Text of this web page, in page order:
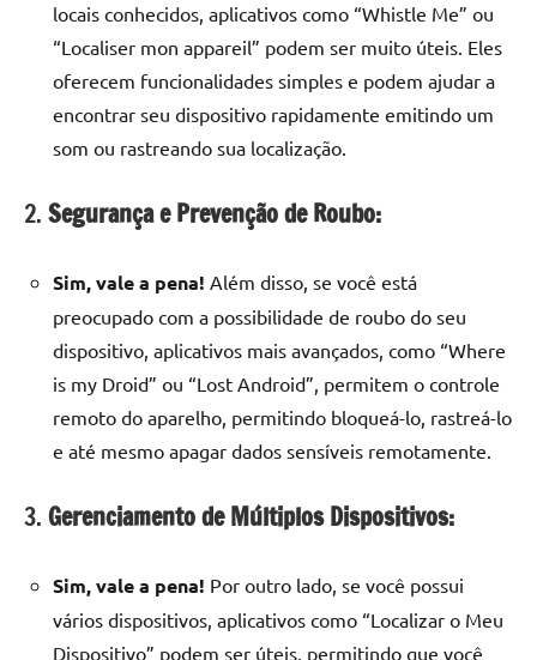
locais conhecidos, aplicativos como “Whistle Me” ou
“Localiser mon appareil” podem ser muito úteis. Eles
oferecem funcionalidades simples e podem ajudar a
encontrar seu dispositivo rapidamente emitindo um
som ou rastreando sua localização.
2. Segurança e Prevenção de Roubo:
Sim, vale a pena! Além disso, se você está
preocupado com a possibilidade de roubo do seu
dispositivo, aplicativos mais avançados, como “Where
is my Droid” ou “Lost Android”, permitem o controle
remoto do aparelho, permitindo bloqueá-lo, rastreá-lo
e até mesmo apagar dados sensíveis remotamente.
3. Gerenciamento de Múltiplos Dispositivos:
Sim, vale a pena! Por outro lado, se você possui
vários dispositivos, aplicativos como “Localizar o Meu
Dispositivo” podem ser úteis, permitindo que você